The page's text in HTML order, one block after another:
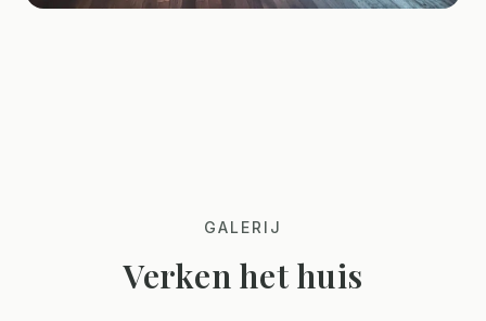
GALERIJ
Verken het huis